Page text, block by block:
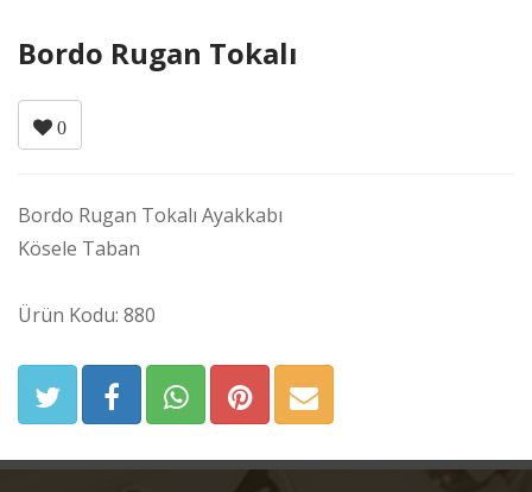
Bordo Rugan Tokalı
0
Bordo Rugan Tokalı Ayakkabı
Kösele Taban
Ürün Kodu: 880